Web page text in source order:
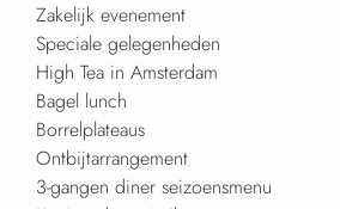
Zakelijk evenement
Speciale gelegenheden
High Tea in Amsterdam
Bagel lunch
Borrelplateaus
Ontbijtarrangement
3-gangen diner seizoensmenu